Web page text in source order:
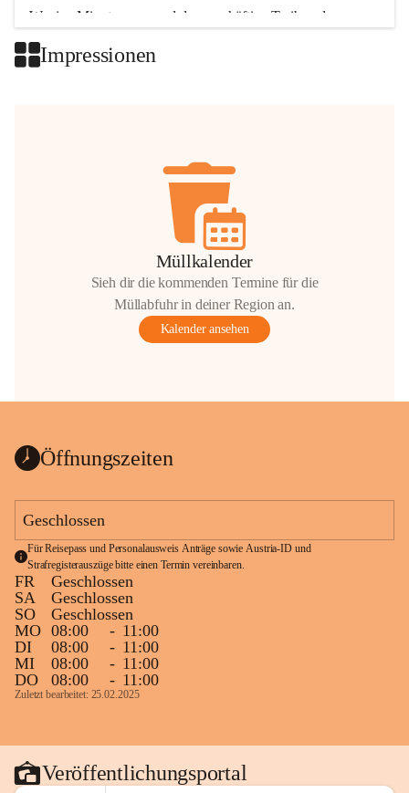
Wenige Minuten nur, und das geschäftige Treiben der
Impressionen
Müllkalender
Sieh dir die kommenden Termine für die
Müllabfuhr in deiner Region an.
Kalender ansehen
Öffnungszeiten
Geschlossen
Für Reisepass und Personalausweis Anträge sowie Austria-ID und
Strafregisterauszüge bitte einen Termin vereinbaren.
FR
Geschlossen
SA
Geschlossen
SO
Geschlossen
MO 08:00 - 11:00
DI
08:00 - 11:00
MI
08:00 - 11:00
DO
08:00 - 11:00
Zuletzt bearbeitet: 25.02.2025
Veröffentlichungsportal